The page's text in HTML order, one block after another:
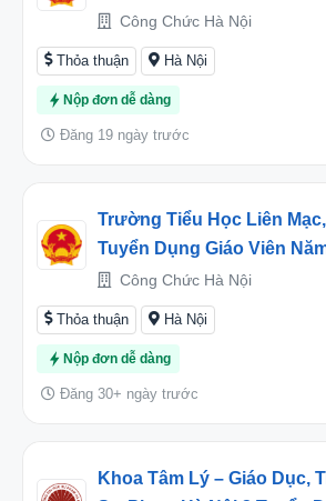
Công Chức Hà Nội
Thỏa thuận Hà Nội
Nộp đơn dễ dàng
Đăng 19 ngày trước
Trường Tiểu Học Liên
Tuyển Dụng Giáo Viên
2027Công Chức Hà Nội
Thỏa thuận Hà Nội
Nộp đơn dễ dàng
Đăng 30+ ngày trước
Khoa Tâm Lý – Giáo Dục,